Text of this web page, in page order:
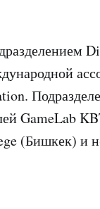
GameLab
(Бишкек) и